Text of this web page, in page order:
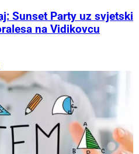
Sunset Party uz svjetski
na Vidikovcu